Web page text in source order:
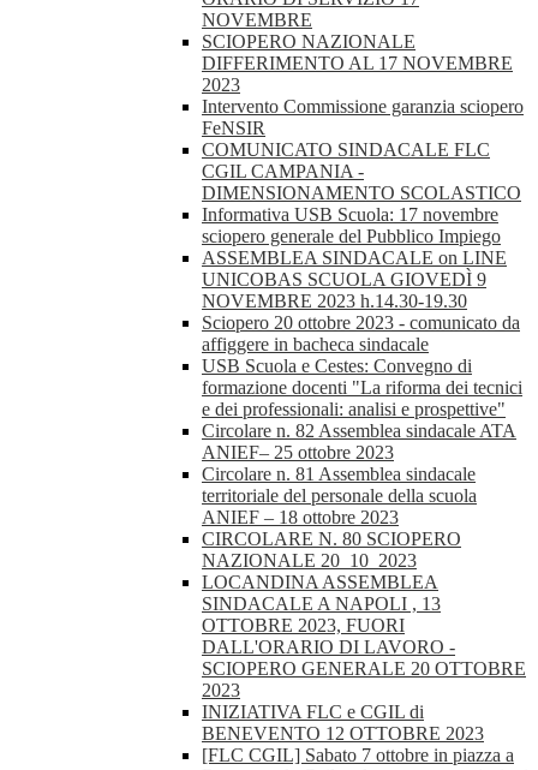
NOVEMBRE
SCIOPERO NAZIONALE
DIFFERIMENTO AL 17 NOVEMBRE
2023
Intervento Commissione garanzia sciopero
FeNSIR
COMUNICATO SINDACALE FLC
CGIL CAMPANIA -
DIMENSIONAMENTO SCOLASTICO
Informativa USB Scuola: 17 novembre
sciopero generale del Pubblico Impiego
ASSEMBLEA SINDACALE on LINE
UNICOBAS SCUOLA GIOVEDÌ 9
NOVEMBRE 2023 h.14.30-19.30
Sciopero 20 ottobre 2023 - comunicato da
affiggere in bacheca sindacale
USB Scuola e Cestes: Convegno di
formazione docenti "La riforma dei tecnici
e dei professionali: analisi e prospettive"
Circolare n. 82 Assemblea sindacale ATA
ANIEF– 25 ottobre 2023
Circolare n. 81 Assemblea sindacale
territoriale del personale della scuola
ANIEF – 18 ottobre 2023
CIRCOLARE N. 80 SCIOPERO
NAZIONALE 20_10_2023
LOCANDINA ASSEMBLEA
SINDACALE A NAPOLI , 13
OTTOBRE 2023, FUORI
DALL'ORARIO DI LAVORO -
SCIOPERO GENERALE 20 OTTOBRE
2023
INIZIATIVA FLC e CGIL di
BENEVENTO 12 OTTOBRE 2023
[FLC CGIL] Sabato 7 ottobre in piazza a